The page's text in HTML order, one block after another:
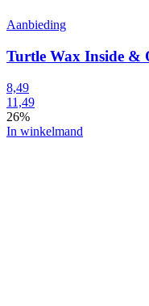
Aanbieding
Turtle Wax Inside &
8,49
11,49
26%
In winkelmand